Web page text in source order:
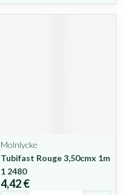
Molnlycke
Tubifast Rouge 3,50cmx 1m
1 2480
4,42 €